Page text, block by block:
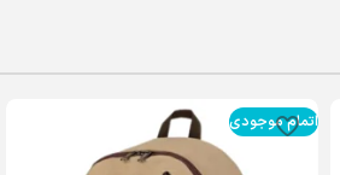
اتمام موجودی